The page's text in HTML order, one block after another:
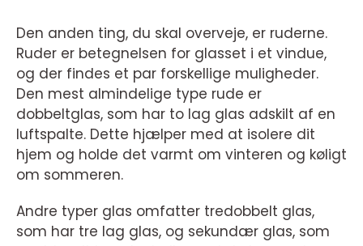
Den anden ting, du skal overveje, er ruderne.
Ruder er betegnelsen for glasset i et vindue,
og der findes et par forskellige muligheder.
Den mest almindelige type rude er
dobbeltglas, som har to lag glas adskilt af en
luftspalte. Dette hjælper med at isolere dit
hjem og holde det varmt om vinteren og køligt
om sommeren.
Andre typer glas omfatter tredobbelt glas,
som har tre lag glas, og sekundær glas, som